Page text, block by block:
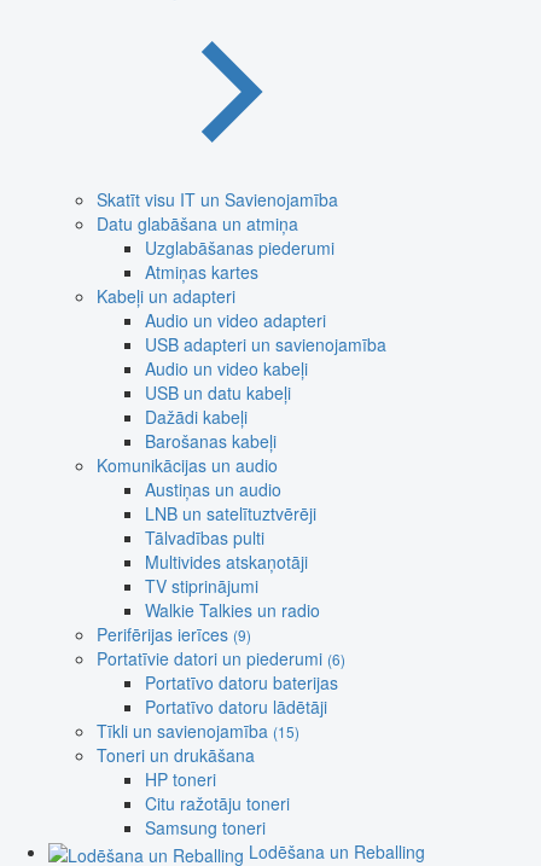
Skatīt visu IT un Savienojamība
Datu glabāšana un atmiņa
Uzglabāšanas piederumi
Atmiņas kartes
Kabeļi un adapteri
Audio un video adapteri
USB adapteri un savienojamība
Audio un video kabeļi
USB un datu kabeļi
Dažādi kabeļi
Barošanas kabeļi
Komunikācijas un audio
Austiņas un audio
LNB un satelītuztvērēji
Tālvadības pulti
Multivides atskaņotāji
TV stiprinājumi
Walkie Talkies un radio
Perifērijas ierīces (9)
Portatīvie datori un piederumi (6)
Portatīvo datoru baterijas
Portatīvo datoru lādētāji
Tīkli un savienojamība (15)
Toneri un drukāšana
HP toneri
Citu ražotāju toneri
Samsung toneri
Lodēšana un Reballing